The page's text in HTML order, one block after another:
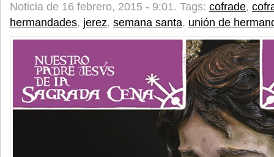
Noticia de 16 febrero, 2015 - 9:01. Tags: cofrade,
hermandades, jerez, semana santa, unión de